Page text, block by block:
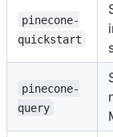
pinecone-
quickstart
pinecone-
query